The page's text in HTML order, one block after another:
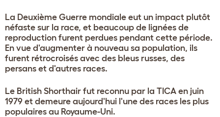
La Deuxième Guerre mondiale eut un impact plutôt
néfaste sur la race, et beaucoup de lignées de
reproduction furent perdues pendant cette période.
En vue d'augmenter à nouveau sa population, ils
furent rétrocroisés avec des bleus russes, des
persans et d'autres races.
Le British Shorthair fut reconnu par la TICA en juin
1979 et demeure aujourd'hui l'une des races les plus
populaires au Royaume-Uni.